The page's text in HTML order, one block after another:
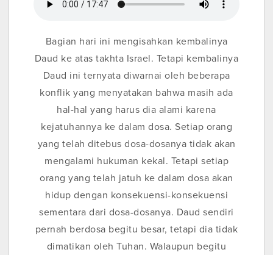
Bagian hari ini mengisahkan kembalinya
Daud ke atas takhta Israel. Tetapi kembalinya
Daud ini ternyata diwarnai oleh beberapa
konflik yang menyatakan bahwa masih ada
hal-hal yang harus dia alami karena
kejatuhannya ke dalam dosa. Setiap orang
yang telah ditebus dosa-dosanya tidak akan
mengalami hukuman kekal. Tetapi setiap
orang yang telah jatuh ke dalam dosa akan
hidup dengan konsekuensi-konsekuensi
sementara dari dosa-dosanya. Daud sendiri
pernah berdosa begitu besar, tetapi dia tidak
dimatikan oleh Tuhan. Walaupun begitu